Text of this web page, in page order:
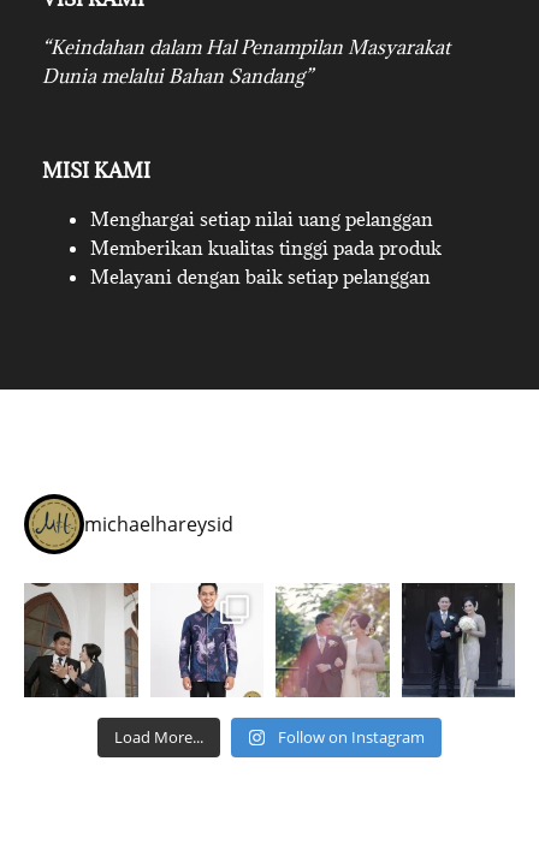
“Keindahan dalam Hal Penampilan Masyarakat
Dunia melalui Bahan Sandang”
MISI KAMI
Menghargai setiap nilai uang pelanggan
Memberikan kualitas tinggi pada produk
Melayani dengan baik setiap pelanggan
michaelhareysid
Load More... Follow on Instagram